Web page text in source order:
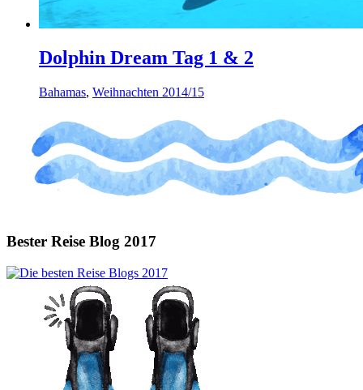
Dolphin Dream Tag 1 & 2
Bahamas, Weihnachten 2014/15
Bester Reise Blog 2017